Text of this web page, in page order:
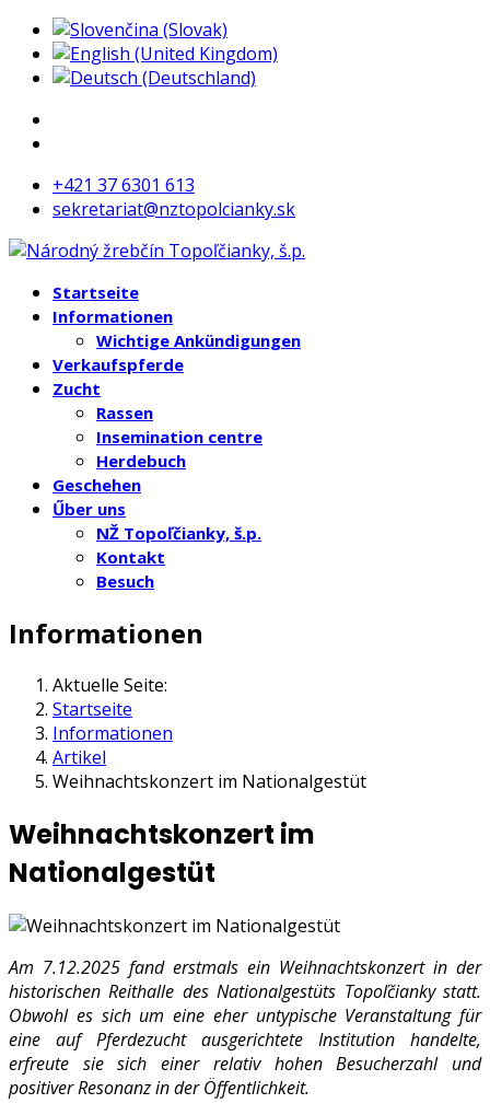
+421 37 6301 613
sekretariat@nztopolcianky.sk
Startseite
Informationen
Wichtige Ankündigungen
Verkaufspferde
Zucht
Rassen
Insemination centre
Herdebuch
Geschehen
Űber uns
NŽ Topoľčianky, š.p.
Kontakt
Besuch
Informationen
Aktuelle Seite:
Startseite
Informationen
Artikel
Weihnachtskonzert im Nationalgestüt
Weihnachtskonzert im
Nationalgestüt
Am 7.12.2025 fand erstmals ein Weihnachtskonzert in der
historischen Reithalle des Nationalgestüts Topoľčianky statt.
Obwohl es sich um eine eher untypische Veranstaltung für
eine auf Pferdezucht ausgerichtete Institution handelte,
erfreute sie sich einer relativ hohen Besucherzahl und
positiver Resonanz in der Öffentlichkeit.